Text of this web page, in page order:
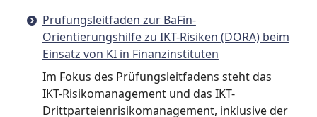
Prüfungsleitfaden zur BaFin-
Orientierungshilfe zu IKT-Risiken (DORA) beim
Einsatz von KI in Finanzinstituten
Im Fokus des Prüfungsleitfadens steht das
IKT-Risikomanagement und das IKT-
Drittparteienrisikomanagement, inklusive der